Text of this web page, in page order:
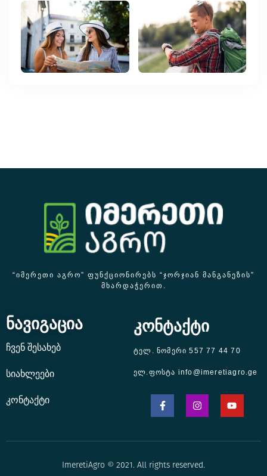
“ᲘᲛᲔᲠᲔᲗᲘ ᲐᲒᲠᲝ” ᲤᲣᲜᲥᲪᲘᲝᲜᲘᲠᲔᲑᲡ “ᲯᲝᲠᲯᲘᲐᲜ ᲛᲐᲜᲒᲐᲜᲔᲖᲘᲡ”
ᲛᲮᲐᲠᲓᲐᲭᲔᲠᲘᲗ.
ნავიგაცია
ჩვენ შესახებ
სიახლეები
კონტაქტი
კონტაქტი
ტელ. ნომერი 557 77 44 70
ელ.ფოსტა info@imeretiagro.ge
ImeretiAgro © 2021. All rights reserved.